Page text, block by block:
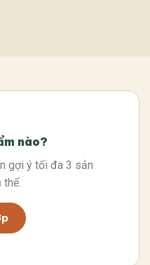
nào?
gợi ý tối đa 3 sản
thể.